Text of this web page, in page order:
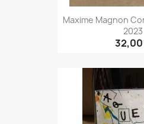
Maxime Magnon
2023